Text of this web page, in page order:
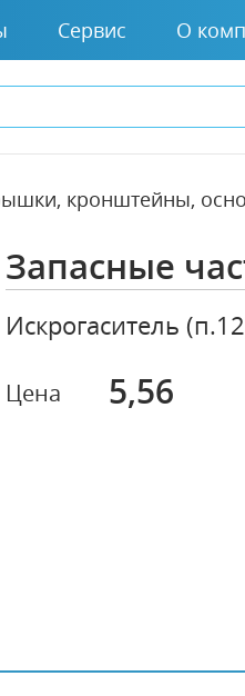
Сервис О
кронштейны,
Запасные
Искрогаситель
Цена 5,56